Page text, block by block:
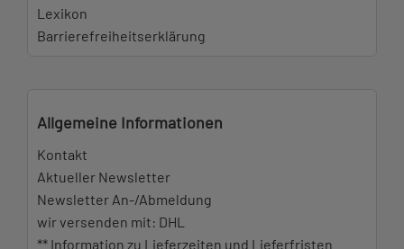
Lexikon
Barrierefreiheitserklärung
Allgemeine Informationen
Kontakt
Aktueller Newsletter
Newsletter An-/Abmeldung
wir versenden mit: DHL
** Information zu Lieferzeiten und Lieferfristen